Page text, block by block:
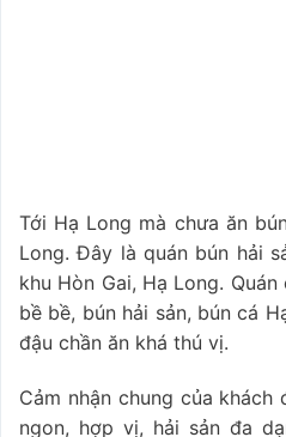
Tới Hạ Long mà chưa ăn
Long. Đây là quán bún hải
khu Hòn Gai, Hạ Long.
bề bề, bún hải sản, bún cá
đậu chần ăn khá thú vị.
Cảm nhận chung của
ngon, hợp vị, hải sản đa